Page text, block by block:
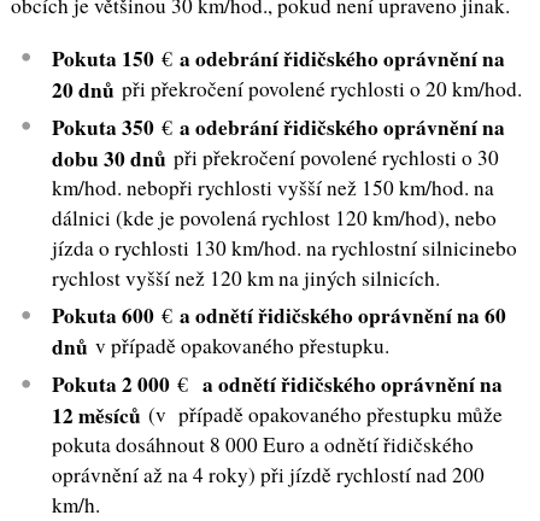
Pokuta 150€a odebrání řidičského oprávnění na
20 dnůpři překročení povolené rychlosti o 20 km/hod.
Pokuta 350€a odebrání řidičského oprávnění na
dobu 30 dnůpři překročení povolené rychlosti o 30
km/hod. nebopři rychlosti vyšší než 150 km/hod. na
dálnici (kde je povolená rychlost 120 km/hod), nebo
jízda o rychlosti 130 km/hod. na rychlostní silnicinebo
rychlost vyšší než 120 km na jiných silnicích.
Pokuta 600€a odnětí řidičského oprávnění na 60
dnů v případě opakovaného přestupku.
Pokuta 2 000€a odnětí řidičského oprávnění na
12 měsíců (v případě opakovaného přestupku může
pokuta dosáhnout 8 000 Euro a odnětí řidičského
oprávnění až na 4 roky) při jízdě rychlostí nad 200
km/h.